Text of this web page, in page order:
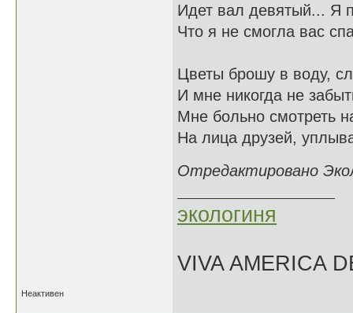
Идет вал девятый... Я
Что я не смогла вас
Цветы брошу в воду,
И мне никогда не
Мне больно смотреть
На лица друзей,
Отредактировано
экологиня
VIVA AMERICA
Неактивен